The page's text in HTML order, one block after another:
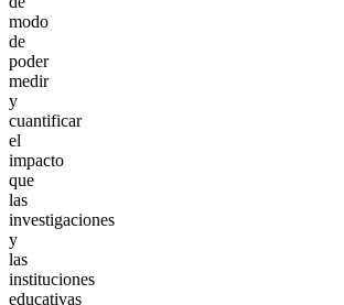
modo
de
poder
medir
y
cuantificar
el
impacto
que
las
investigaciones
y
las
instituciones
educativas